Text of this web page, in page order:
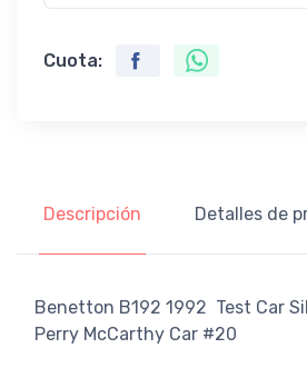
Cuota:
Descripción Detalles de
Benetton B192 1992 Test Car
Perry McCarthy Car #20